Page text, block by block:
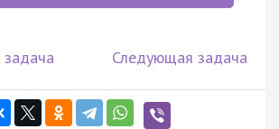
Следующая задача